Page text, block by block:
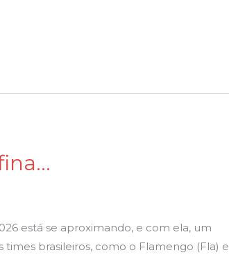
está se aproximando, e com ela, um
brasileiros, como o Flamengo (Fla) e